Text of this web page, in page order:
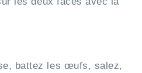
battez les œufs, salez,